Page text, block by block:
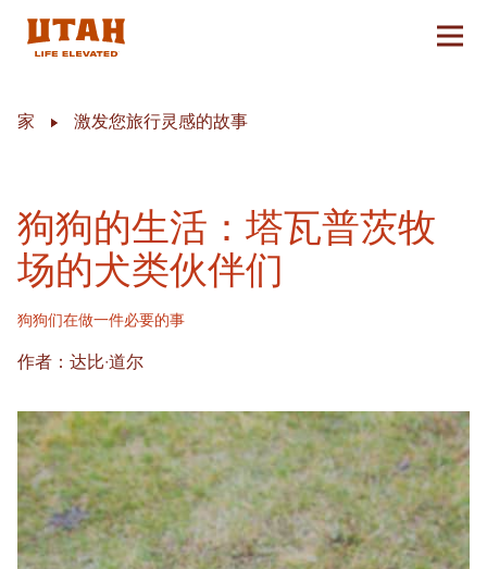
切换
家 激发您旅行灵感的故事
狗狗的生活：塔瓦普茨牧
场的犬类伙伴们
狗狗们在做一件必要的事
作者：达比·道尔